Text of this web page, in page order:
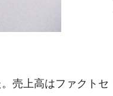
売上高はファクトセ